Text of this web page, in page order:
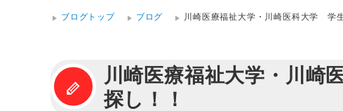
ブログトップ ブログ 川崎医療福祉大学・川崎医科大学 学
川崎医療福祉大学・川
探し！！